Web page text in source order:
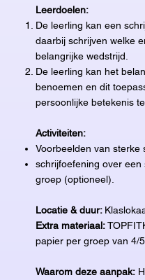
Leerdoelen:
De leerling kan een
daarbij schrijven welke
belangrijke wedstrijd.
De leerling kan het
benoemen en dit
persoonlijke betekenis
Activiteiten:
Voorbeelden van sterke
schrijfoefening over
groep (optioneel).
Locatie & duur:
Extra materiaal:
papier per groep van 4/
Waarom deze aanpak: